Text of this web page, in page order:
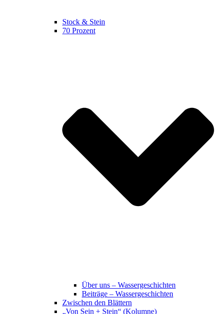
Stock & Stein
70 Prozent
Über uns – Wassergeschichten
Beiträge – Wassergeschichten
Zwischen den Blättern
„Von Sein + Stein“ (Kolumne)